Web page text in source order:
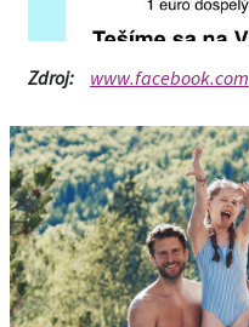
Zdroj: www.facebook.com